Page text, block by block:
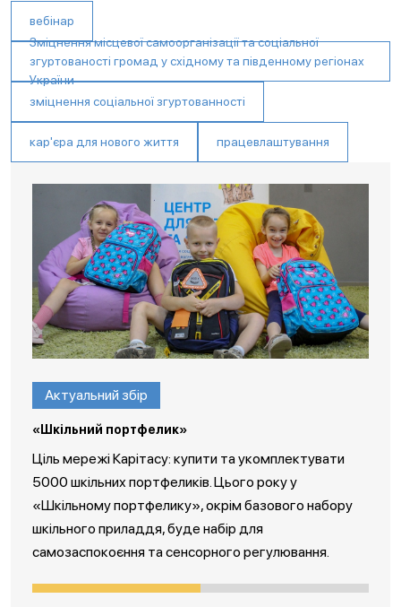
вебінар
Зміцнення місцевої самоорганізації та соціальної
згуртованості громад у східному та південному регіонах
України
зміцнення соціальної згуртованності
кар'єра для нового життя працевлаштування
Актуальний збір
«Шкільний портфелик»
Ціль мережі Карітасу: купити та укомплектувати
5000 шкільних портфеликів. Цього року у
«Шкільному портфелику», окрім базового набору
шкільного приладдя, буде набір для
самозаспокоєння та сенсорного регулювання.